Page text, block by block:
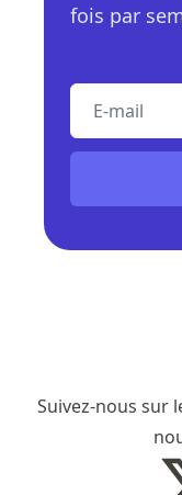
fois par
E-mail
Suivez-nous sur